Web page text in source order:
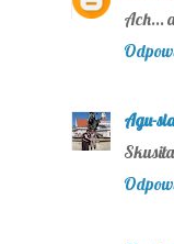
Ach...
Agu-sia